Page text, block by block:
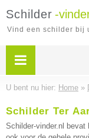
Schilder -
Vind een schilder bij
U bent nu hier: Home »
Schilder Ter
Schilder-vinder.nl bevat